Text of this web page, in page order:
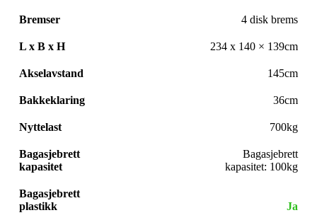
Bremser 4 disk brems
L x B x H 234 x 140 × 139cm
Akselavstand 145cm
Bakkeklaring 36cm
Nyttelast 700kg
Bagasjebrett
kapasitet
Bagasjebrett
kapasitet: 100kg
Bagasjebrett
plastikk
Ja